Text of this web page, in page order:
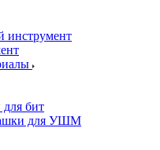
инструмент
бит
для УШМ